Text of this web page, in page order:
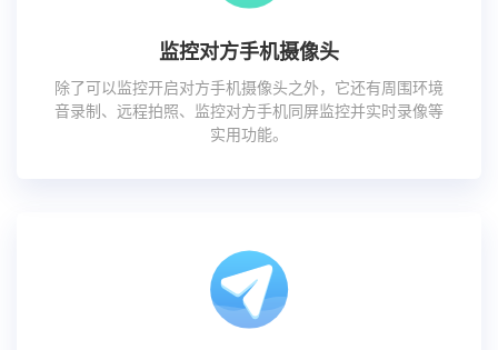
监控对方手机摄像头
除了可以监控开启对方手机摄像头之外，它还有周围环境
音录制、远程拍照、监控对方手机同屏监控并实时录像等
实用功能。